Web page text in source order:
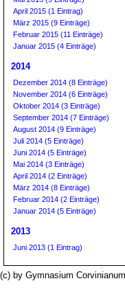
April 2015 (1 Eintrag)
März 2015 (9 Einträge)
Februar 2015 (11 Einträge)
Januar 2015 (4 Einträge)
2014
Dezember 2014 (8 Einträge)
November 2014 (6 Einträge)
Oktober 2014 (3 Einträge)
September 2014 (7 Einträge)
August 2014 (9 Einträge)
Juli 2014 (5 Einträge)
Juni 2014 (5 Einträge)
Mai 2014 (3 Einträge)
April 2014 (2 Einträge)
März 2014 (8 Einträge)
Februar 2014 (2 Einträge)
Januar 2014 (5 Einträge)
2013
Juni 2013 (1 Eintrag)
(c) by Gymnasium